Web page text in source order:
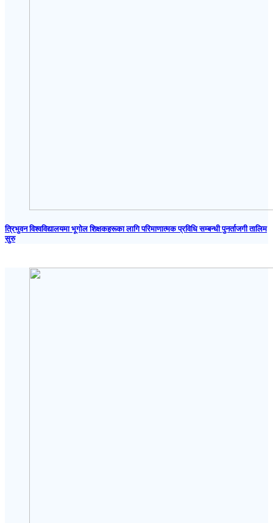
त्रिभुवन विश्वविद्यालयमा भूगोल शिक्षकहरूका लागि परिमाणात्मक प्रविधि सम्बन्धी पुनर्ताजगी तालिम
सुरु